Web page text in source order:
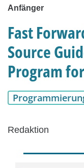
Anfänger
Fast
Source
Program
Redaktion